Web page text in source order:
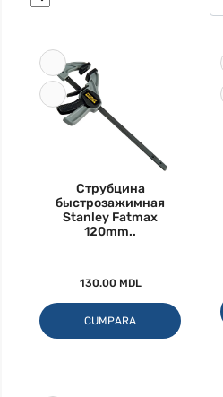
Струбцина
быстрозажимная
Stanley Fatmax
120mm..
130.00 MDL
CUMPARA